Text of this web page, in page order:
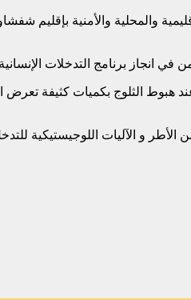
والمحلية والأمنية بإقليم
برنامج التدخلات الإنسانية
الثلوج بكميات كثيفة تعرض
و الآليات اللوجيستيكية